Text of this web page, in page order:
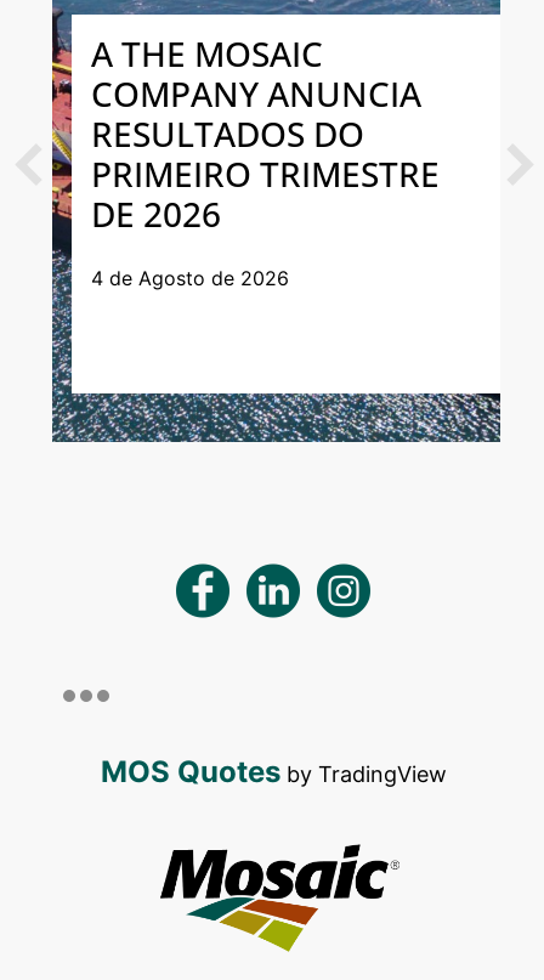
A THE MOSAIC
COMPANY ANUNCIA
RESULTADOS DO
PRIMEIRO TRIMESTRE
DE 2026
4 de Agosto de 2026
Previous
MOS Quotesby TradingView